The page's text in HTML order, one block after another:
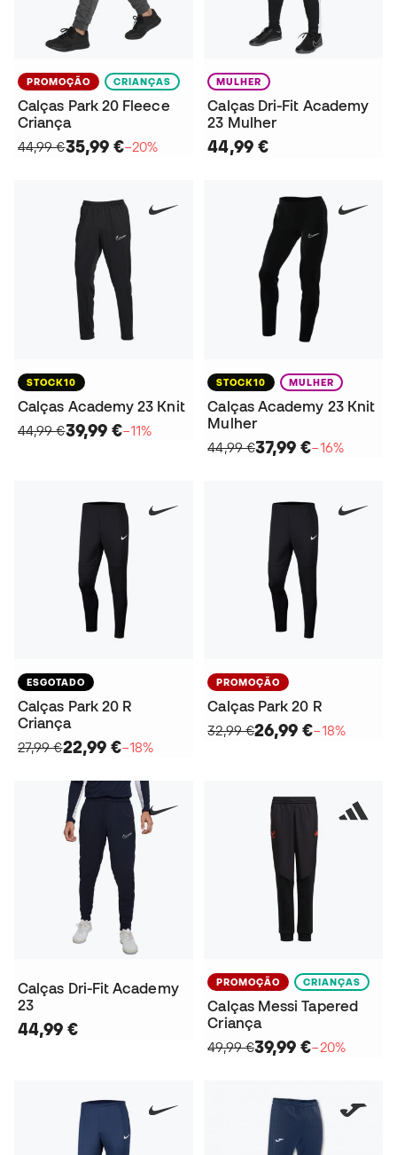
PROMOÇÃO CRIANÇAS
Calças Park 20 Fleece
Criança
44,99 €35,99 €−20%
MULHER
Calças Dri-Fit Academy
23 Mulher
44,99 €
STOCK10
Calças Academy 23 Knit
44,99 €39,99 €−11%
STOCK10 MULHER
Calças Academy 23 Knit
Mulher
44,99 €37,99 €−16%
ESGOTADO
Calças Park 20 R
Criança
27,99 €22,99 €−18%
PROMOÇÃO
Calças Park 20 R
32,99 €26,99 €−18%
Calças Dri-Fit Academy
23
44,99 €
PROMOÇÃO CRIANÇAS
Calças Messi Tapered
Criança
49,99 €39,99 €−20%